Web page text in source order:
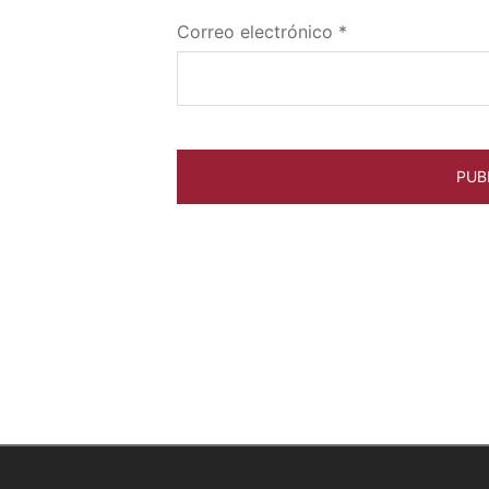
Correo electrónico *